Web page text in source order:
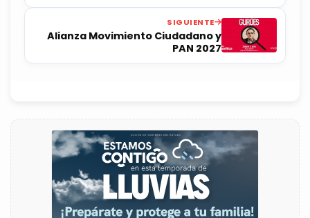
SIGUIENTE
Alianza Movimiento Ciudadano y
PAN 2027